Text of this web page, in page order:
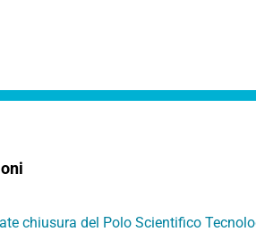
chiusura del Polo Scientifico